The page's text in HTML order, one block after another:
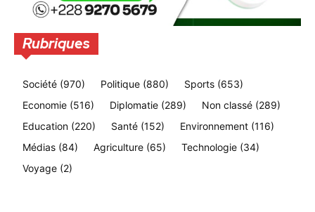
Rubriques
Société (970) Politique (880) Sports (653)
Economie (516) Diplomatie (289) Non classé (289)
Education (220) Santé (152) Environnement (116)
Médias (84) Agriculture (65) Technologie (34)
Voyage (2)